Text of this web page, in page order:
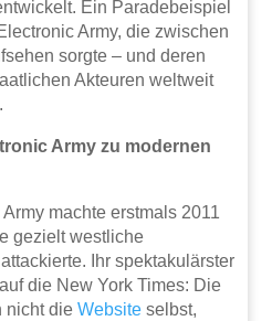
Ein Paradebeispiel
Army, die zwischen
sorgte – und deren
Akteuren weltweit
Army zu modernen
machte erstmals 2011
gezielt westliche
Ihr spektakulärster
die New York Times: Die
nicht dieWebsite selbst,